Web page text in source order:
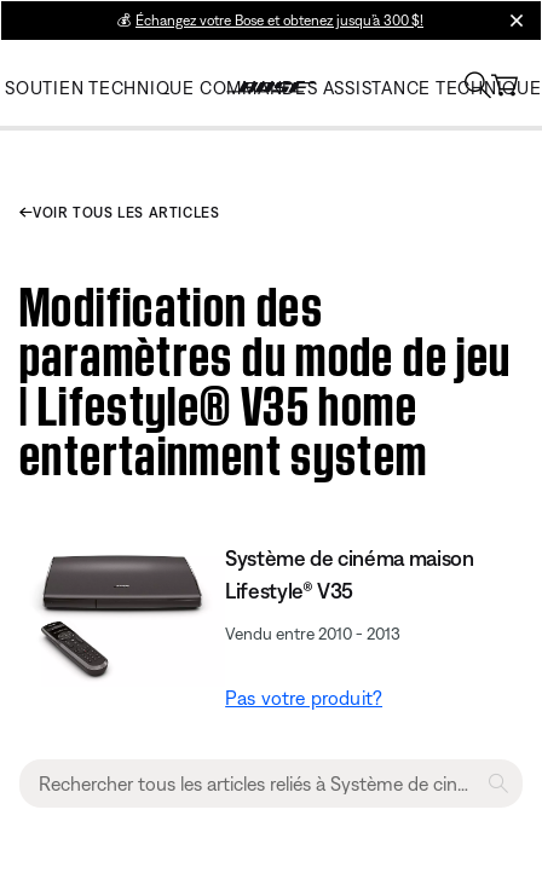
💰 Échangez votre Bose et obtenez jusqu’à 300 $!
SOUTIEN TECHNIQUE COMMANDES ASSISTANCE TECHNIQUE
VOIR TOUS LES ARTICLES
Modification des
paramètres du mode de jeu
| Lifestyle® V35 home
entertainment system
Système de cinéma maison
Lifestyle® V35
Vendu entre 2010 - 2013
Pas votre produit?